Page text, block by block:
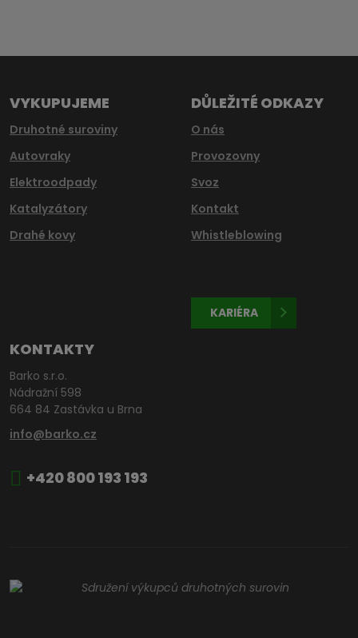
nepodařilo
VYKUPUJEME
Druhotné suroviny
Autovraky
Elektroodpady
Katalyzátory
Drahé kovy
DŮLEŽITÉ ODKAZY
O nás
Provozovny
Svoz
Kontakt
Whistleblowing
KARIÉRA
KONTAKTY
Barko s.r.o.
Nádražní 598
664 84 Zastávka u Brna
info@barko.cz
+420 800 193 193